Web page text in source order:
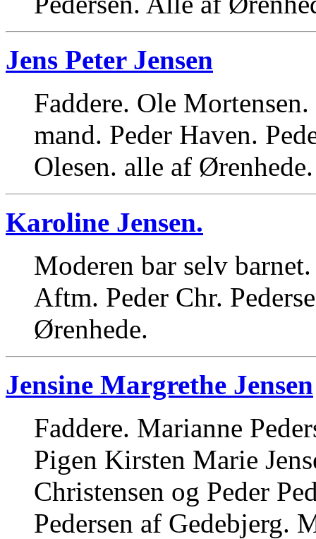
Jens Peter Jensen
Faddere. Ole
mand. Peder Haven.
Olesen. alle af Ørenhede.
Karoline Jensen.
Moderen bar selv
Aftm. Peder Chr.
Ørenhede.
Jensine Margrethe Jensen
Faddere. Marianne
Pigen Kirsten Marie
Christensen og Peder
Pedersen af Gedebjerg.